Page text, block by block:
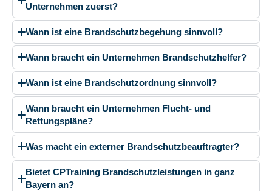
Unternehmen zuerst?
Wann ist eine Brandschutzbegehung sinnvoll?
Wann braucht ein Unternehmen Brandschutzhelfer?
Wann ist eine Brandschutzordnung sinnvoll?
Wann braucht ein Unternehmen Flucht- und
Rettungspläne?
Was macht ein externer Brandschutzbeauftragter?
Bietet CPTraining Brandschutzleistungen in ganz
Bayern an?